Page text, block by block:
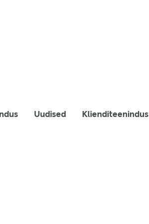
Uudised Klienditeenindus